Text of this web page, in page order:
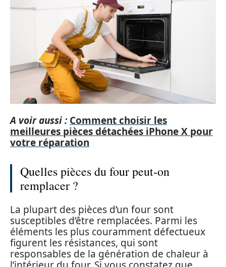
A voir aussi : Comment choisir les
meilleures pièces détachées iPhone X pour
votre réparation
Quelles pièces du four peut-on
remplacer ?
La plupart des pièces d’un four sont
susceptibles d’être remplacées. Parmi les
éléments les plus couramment défectueux
figurent les résistances, qui sont
responsables de la génération de chaleur à